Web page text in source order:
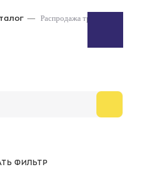
Распродажа трикотажа
ФИЛЬТР